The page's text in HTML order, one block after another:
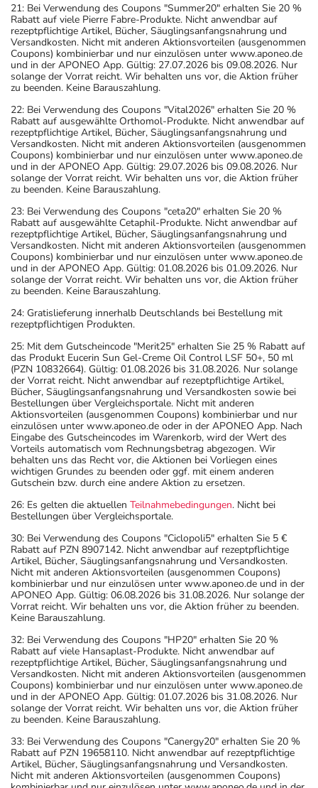
21: Bei Verwendung des Coupons "Summer20" erhalten Sie 20 %
Rabatt auf viele Pierre Fabre-Produkte. Nicht anwendbar auf
rezeptpflichtige Artikel, Bücher, Säuglingsanfangsnahrung und
Versandkosten. Nicht mit anderen Aktionsvorteilen (ausgenommen
Coupons) kombinierbar und nur einzulösen unter www.aponeo.de
und in der APONEO App. Gültig: 27.07.2026 bis 09.08.2026. Nur
solange der Vorrat reicht. Wir behalten uns vor, die Aktion früher
zu beenden. Keine Barauszahlung.
22: Bei Verwendung des Coupons "Vital2026" erhalten Sie 20 %
Rabatt auf ausgewählte Orthomol-Produkte. Nicht anwendbar auf
rezeptpflichtige Artikel, Bücher, Säuglingsanfangsnahrung und
Versandkosten. Nicht mit anderen Aktionsvorteilen (ausgenommen
Coupons) kombinierbar und nur einzulösen unter www.aponeo.de
und in der APONEO App. Gültig: 29.07.2026 bis 09.08.2026. Nur
solange der Vorrat reicht. Wir behalten uns vor, die Aktion früher
zu beenden. Keine Barauszahlung.
23: Bei Verwendung des Coupons "ceta20" erhalten Sie 20 %
Rabatt auf ausgewählte Cetaphil-Produkte. Nicht anwendbar auf
rezeptpflichtige Artikel, Bücher, Säuglingsanfangsnahrung und
Versandkosten. Nicht mit anderen Aktionsvorteilen (ausgenommen
Coupons) kombinierbar und nur einzulösen unter www.aponeo.de
und in der APONEO App. Gültig: 01.08.2026 bis 01.09.2026. Nur
solange der Vorrat reicht. Wir behalten uns vor, die Aktion früher
zu beenden. Keine Barauszahlung.
24: Gratislieferung innerhalb Deutschlands bei Bestellung mit
rezeptpflichtigen Produkten.
25: Mit dem Gutscheincode "Merit25" erhalten Sie 25 % Rabatt auf
das Produkt Eucerin Sun Gel-Creme Oil Control LSF 50+, 50 ml
(PZN 10832664). Gültig: 01.08.2026 bis 31.08.2026. Nur solange
der Vorrat reicht. Nicht anwendbar auf rezeptpflichtige Artikel,
Bücher, Säuglingsanfangsnahrung und Versandkosten sowie bei
Bestellungen über Vergleichsportale. Nicht mit anderen
Aktionsvorteilen (ausgenommen Coupons) kombinierbar und nur
einzulösen unter www.aponeo.de oder in der APONEO App. Nach
Eingabe des Gutscheincodes im Warenkorb, wird der Wert des
Vorteils automatisch vom Rechnungsbetrag abgezogen. Wir
behalten uns das Recht vor, die Aktionen bei Vorliegen eines
wichtigen Grundes zu beenden oder ggf. mit einem anderen
Gutschein bzw. durch eine andere Aktion zu ersetzen.
26: Es gelten die aktuellen Teilnahmebedingungen. Nicht bei
Bestellungen über Vergleichsportale.
30: Bei Verwendung des Coupons "Ciclopoli5" erhalten Sie 5 €
Rabatt auf PZN 8907142. Nicht anwendbar auf rezeptpflichtige
Artikel, Bücher, Säuglingsanfangsnahrung und Versandkosten.
Nicht mit anderen Aktionsvorteilen (ausgenommen Coupons)
kombinierbar und nur einzulösen unter www.aponeo.de und in der
APONEO App. Gültig: 06.08.2026 bis 31.08.2026. Nur solange der
Vorrat reicht. Wir behalten uns vor, die Aktion früher zu beenden.
Keine Barauszahlung.
32: Bei Verwendung des Coupons "HP20" erhalten Sie 20 %
Rabatt auf viele Hansaplast-Produkte. Nicht anwendbar auf
rezeptpflichtige Artikel, Bücher, Säuglingsanfangsnahrung und
Versandkosten. Nicht mit anderen Aktionsvorteilen (ausgenommen
Coupons) kombinierbar und nur einzulösen unter www.aponeo.de
und in der APONEO App. Gültig: 01.07.2026 bis 31.08.2026. Nur
solange der Vorrat reicht. Wir behalten uns vor, die Aktion früher
zu beenden. Keine Barauszahlung.
33: Bei Verwendung des Coupons "Canergy20" erhalten Sie 20 %
Rabatt auf PZN 19658110. Nicht anwendbar auf rezeptpflichtige
Artikel, Bücher, Säuglingsanfangsnahrung und Versandkosten.
Nicht mit anderen Aktionsvorteilen (ausgenommen Coupons)